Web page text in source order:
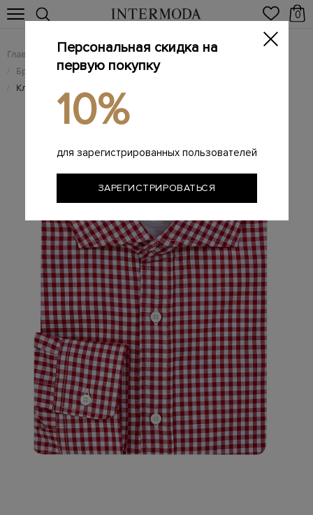
0
Главная Мужчинам / Одежда
/ Брендовые мужские рубашки
/ Клетчатая рубашка Easy Fit из гладкого лиоцелла и хлопка
Персональная скидка на
первую покупку
10%
для зарегистрированных пользователей
ЗАРЕГИСТРИРОВАТЬСЯ